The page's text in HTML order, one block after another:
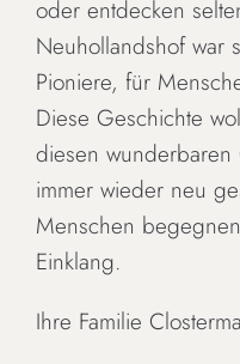
oder entdecken
Neuhollandshof war
Pioniere, für
Diese Geschichte
diesen
immer wieder neu
Menschen
Einklang.
Ihre Familie